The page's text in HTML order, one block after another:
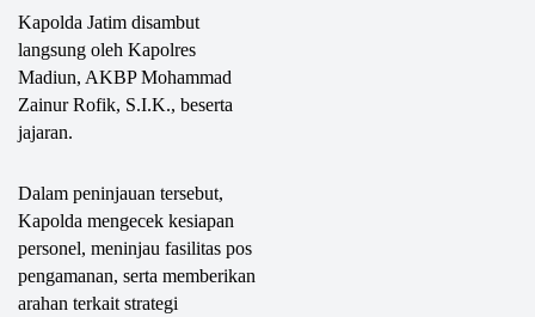
Kapolda Jatim disambut
langsung oleh Kapolres
Madiun, AKBP Mohammad
Zainur Rofik, S.I.K., beserta
jajaran.
Dalam peninjauan tersebut,
Kapolda mengecek kesiapan
personel, meninjau fasilitas pos
pengamanan, serta memberikan
arahan terkait strategi